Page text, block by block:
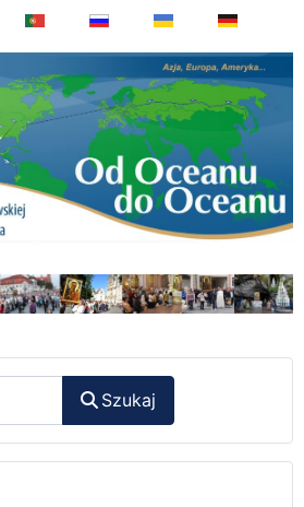
Szukaj